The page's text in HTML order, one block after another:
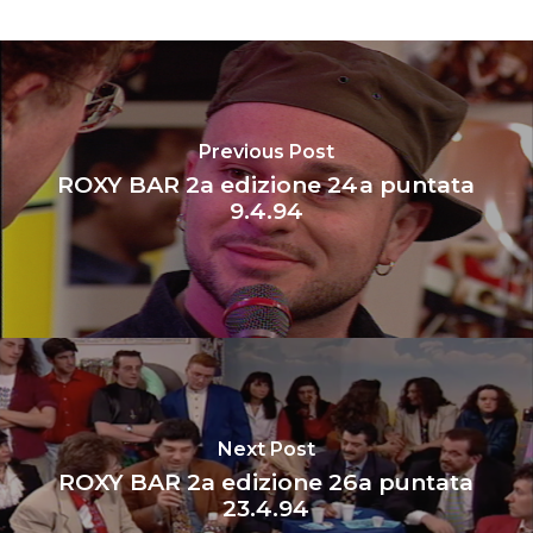
Previous Post
ROXY BAR 2a edizione 24a puntata
9.4.94
Next Post
ROXY BAR 2a edizione 26a puntata
23.4.94